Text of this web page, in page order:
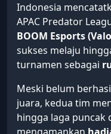
Indonesia
APAC Predator
BOOM Esports
sukses melaju
turnamen sebagai
Meski belum
juara, kedua tim
hingga laga puncak